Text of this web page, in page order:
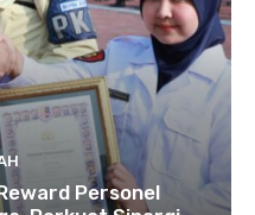
Personel